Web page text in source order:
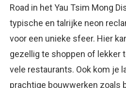
Road in het Yau Tsim Mong
typische en talrijke neon
voor een unieke sfeer. Hier
gezellig te shoppen of lekker
vele restaurants. Ook kom je
prachtige bouwwerken zoals